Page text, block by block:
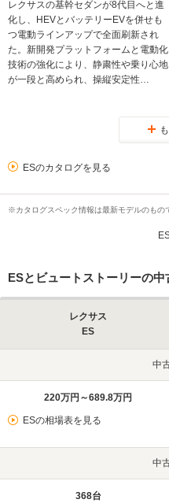
レクサスの基幹セダンが8代目へと進
化し、HEVとバッテリーEVを併せも
つ電動ラインアップで全面刷新され
た。新開発プラットフォームと電動化
技術の強化により、静粛性や乗り心地
が一段と高められ、操縦安定性…
ESのカタログを見る
※カタログスペック情報は最新モデルのもの
ESとビュートストーリーの
レクサス
ES
中
220万円～689.8万円
ESの相場表を見る
中
368台